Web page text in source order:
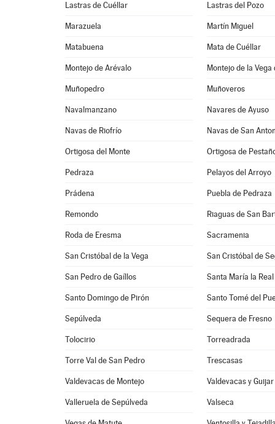
Lastras de Cuéllar Lastras del Pozo
Marazuela Martín Miguel
Matabuena Mata de Cuéllar
Montejo de Arévalo Montejo de la
Muñopedro Muñoveros
Navalmanzano Navares de Ayuso
Navas de Riofrío Navas de San
Ortigosa del Monte Ortigosa de
Pedraza Pelayos del Arroyo
Prádena Puebla de Pedraza
Remondo Riaguas de San
Roda de Eresma Sacramenia
San Cristóbal de la Vega San Cristóbal de
San Pedro de Gaíllos Santa María la
Santo Domingo de Pirón Santo Tomé del
Sepúlveda Sequera de Fresno
Tolocirio Torreadrada
Torre Val de San Pedro Trescasas
Valdevacas de Montejo Valdevacas y Guijar
Valleruela de Sepúlveda Valseca